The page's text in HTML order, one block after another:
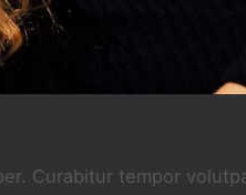
Curabitur tempor